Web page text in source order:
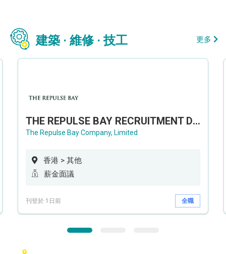
建築 · 維修 · 技工 更多
THE REPULSE BAY RECRUITMENT DAY 淺水灣影灣園人才招聘會
The Repulse Bay Company, Limited
香港 > 其他
薪金面議
刊登於 1日前 全職